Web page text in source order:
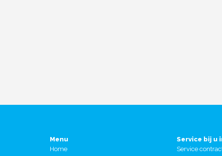
Menu
Home
Service bij u
Service